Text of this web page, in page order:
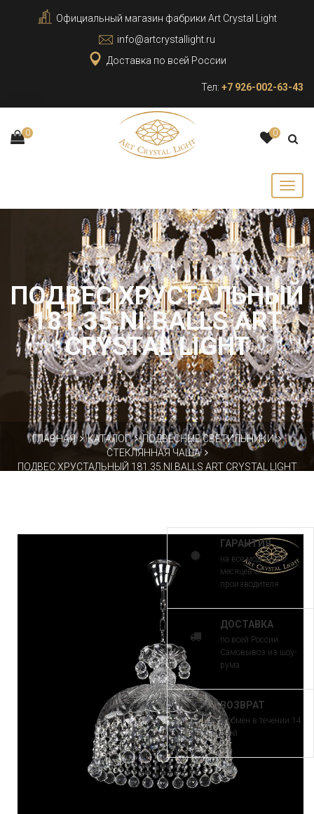
Официальный магазин фабрики Art Crystal Light
info@artcrystallight.ru
Доставка по всей России
Тел: +7 926-002-63-43
0 0
ПОДВЕС ХРУСТАЛЬНЫЙ
181.35.NI.BALLS ART
CRYSTAL LIGHT
ГЛАВНАЯ КАТАЛОГ
ПОДВЕСНЫЕ СВЕТИЛЬНИКИ
СТЕКЛЯННАЯ ЧАША
ПОДВЕС ХРУСТАЛЬНЫЙ 181.35.NI.BALLS ART CRYSTAL LIGHT
ГАРАНТИЯ
на все модели 30
месяцев от
производителя
ДОСТАВКА
по всей России.
Самовывоз из шоу-
рума
ВОЗВРАТ
и обмен в течении 14
дней